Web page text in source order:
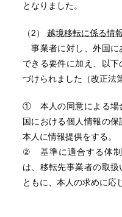
となりました。
（2） 越境移転に係る情
事業者に対し、外国に
できる要件に加え、以
づけられました（改正法
① 本人の同意による場
国における個人情報の
本人に情報提供をする。
② 基準に適合する体制
は、移転先事業者の取
ともに、本人の求めに応